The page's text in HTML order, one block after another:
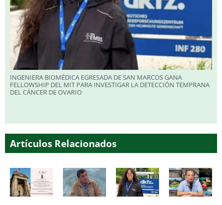
INGENIERA BIOMÉDICA EGRESADA DE SAN MARCOS GANA
FELLOWSHIP DEL MIT PARA INVESTIGAR LA DETECCIÓN TEMPRANA
DEL CÁNCER DE OVARIO
Artículos Relacionados